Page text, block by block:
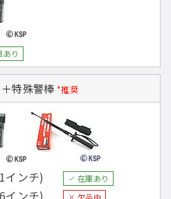
あり
特殊警棒 *推奨
インチ) 在庫あり